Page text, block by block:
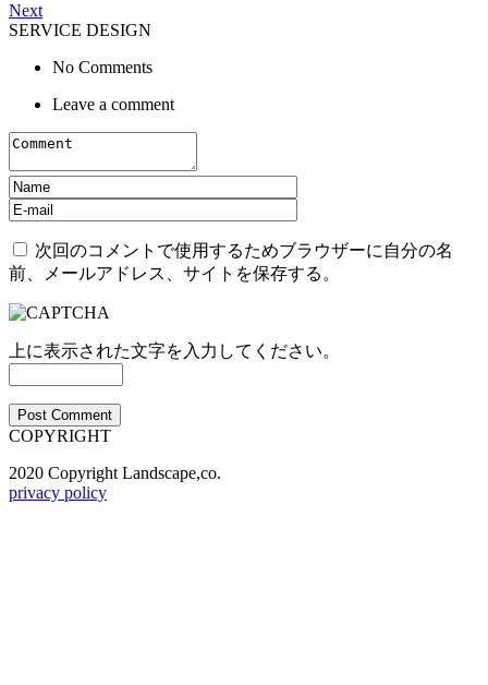
Next
SERVICE DESIGN
No Comments
Leave a comment
次回のコメントで使用するためブラウザーに自分の名
前、メールアドレス、サイトを保存する。
上に表示された文字を入力してください。
COPYRIGHT
2020 Copyright Landscape,co.
privacy policy